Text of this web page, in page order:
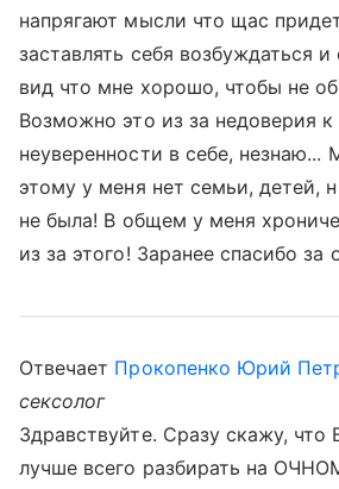
напрягают мысли что щас
заставлять себя возбуждаться и
вид что мне хорошо, чтобы не
Возможно это из за недоверия к
неуверенности в себе, незнаю...
этому у меня нет семьи, детей,
не была! В общем у меня
из за этого! Заранее спасибо за
Отвечает Прокопенко Юрий
сексолог
Здравствуйте. Сразу скажу,
лучше всего разбирать на